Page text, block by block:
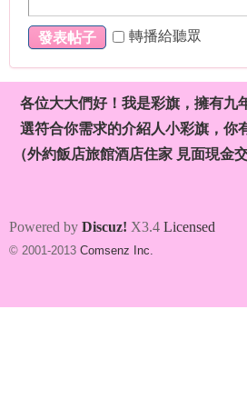
發表帖子 轉播給聽眾
各位大大們好！我是彩旗，擁有九
選符合你需求的介紹人小彩旗，你
（外約飯店旅館酒店住家 見面現
Powered by Discuz! X3.4 Licensed
© 2001-2013 Comsenz Inc.